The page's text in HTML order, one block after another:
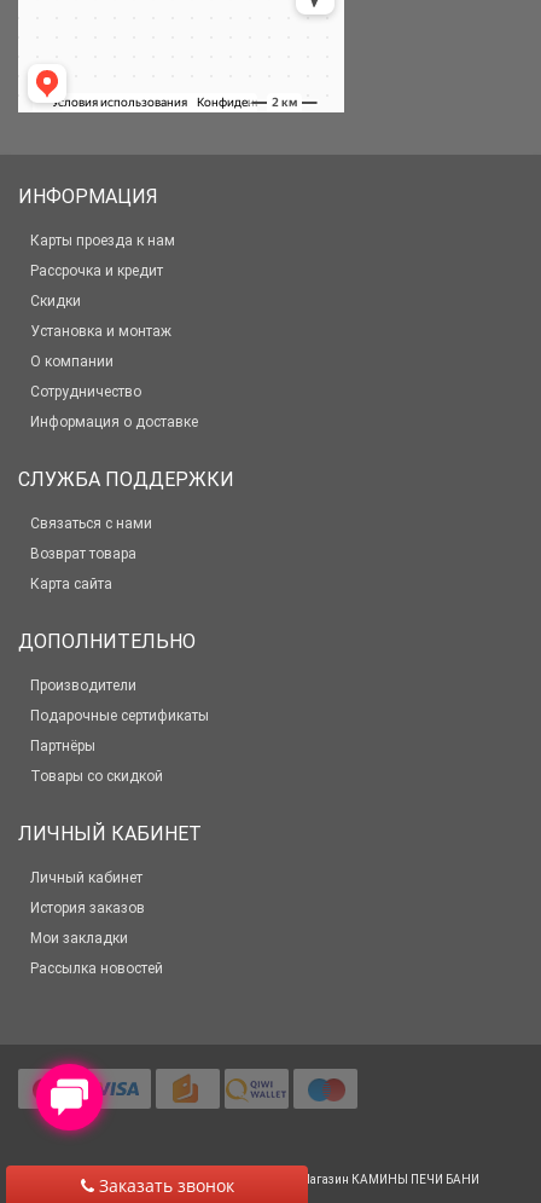
Заказать звонок
ИНФОРМАЦИЯ
Карты проезда к нам
Рассрочка и кредит
Скидки
Установка и монтаж
О компании
Сотрудничество
Информация о доставке
СЛУЖБА ПОДДЕРЖКИ
Связаться с нами
Возврат товара
Карта сайта
ДОПОЛНИТЕЛЬНО
Производители
Подарочные сертификаты
Партнёры
Товары со скидкой
ЛИЧНЫЙ КАБИНЕТ
Личный кабинет
История заказов
Мои закладки
Рассылка новостей
© 2012-2025 Все права защищены Салон-Магазин КАМИНЫ ПЕЧИ БАНИ